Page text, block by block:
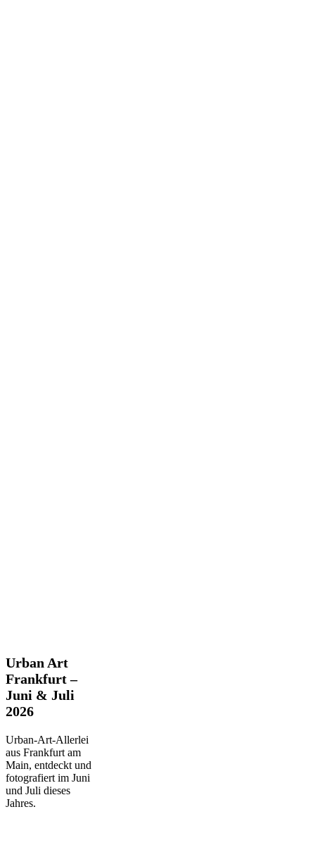
Urban
Art
Frankfurt
–
Juni
Juli
2026
Urban Art
Frankfurt –
Juni & Juli
2026
Urban-Art-Allerlei
aus Frankfurt am
Main, entdeckt und
fotografiert im Juni
und Juli dieses
Jahres.